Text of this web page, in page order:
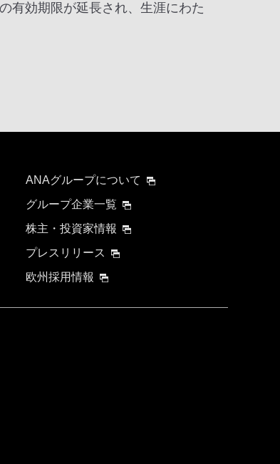
有効期限が延長され、生涯にわた
ANAグループについて
グループ企業一覧
株主・投資家情報
プレスリリース
欧州採用情報